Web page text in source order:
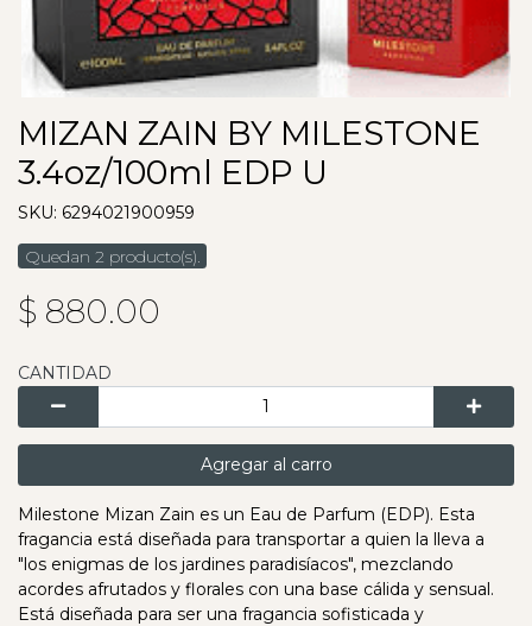
MIZAN ZAIN BY MILESTONE
3.4oz/100ml EDP U
SKU: 6294021900959
Quedan 2 producto(s).
$ 880.00
CANTIDAD
Agregar al carro
Milestone Mizan Zain es un Eau de Parfum (EDP). Esta
fragancia está diseñada para transportar a quien la lleva a
"los enigmas de los jardines paradisíacos", mezclando
acordes afrutados y florales con una base cálida y sensual.
Está diseñada para ser una fragancia sofisticada y